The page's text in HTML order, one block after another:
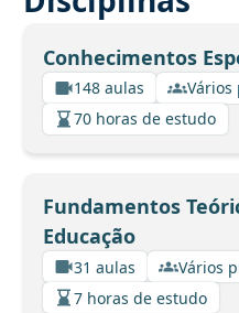
Conhecimentos
148 aulas
Vários
70 horas de estudo
Fundamentos
Educação
31 aulas
Vários
7 horas de estudo